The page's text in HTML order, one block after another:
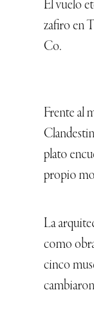
El vuelo
zafiro en
Co.
Frente al
plato
propio
La
como
cinco